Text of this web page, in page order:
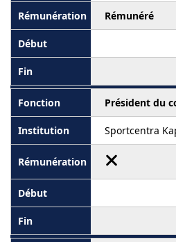
Rémunéré
Président du
Sportcentra